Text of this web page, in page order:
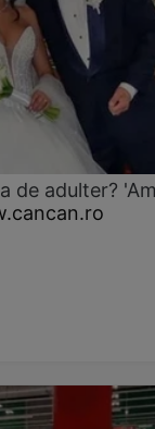
de adulter?